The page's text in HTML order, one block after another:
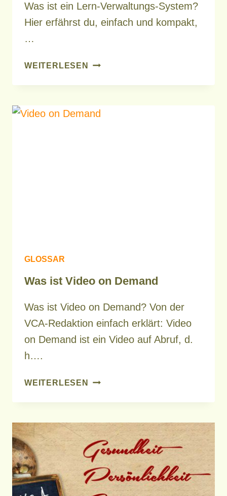
Was ist ein Lern-Verwaltungs-System?
Hier erfährst du, einfach und kompakt,
…
WEITERLESEN
LEARNING
SYSTEM
GLOSSAR
Was ist Video on Demand
Was ist Video on Demand? Von der
VCA-Redaktion einfach erklärt: Video
on Demand ist ein Video auf Abruf, d.
h….
WEITERLESEN
WAS
VIDEO
DEMAND